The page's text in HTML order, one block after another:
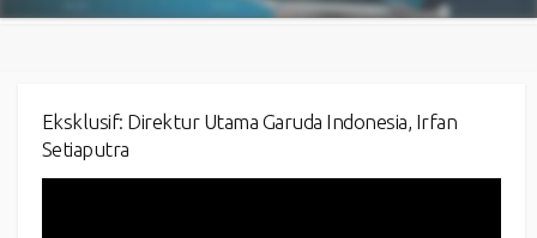
Eksklusif: Direktur Utama Garuda Indonesia, Irfan
Setiaputra